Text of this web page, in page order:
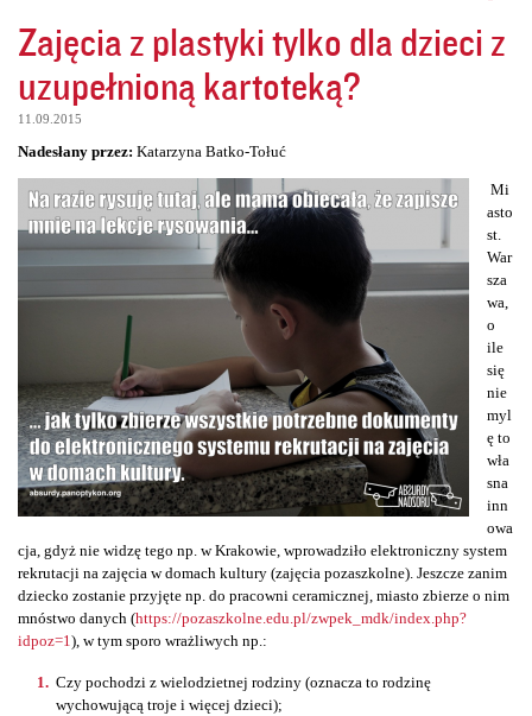
Zajęcia z plastyki tylko dla dzieci z
uzupełnioną kartoteką?
11.09.2015
Nadesłany przez: Katarzyna Batko-Tołuć
Mi
asto
st.
War
sza
wa,
o
ile
się
nie
myl
ę to
wła
sna
inn
owa
cja, gdyż nie widzę tego np. w Krakowie, wprowadziło elektroniczny system
rekrutacji na zajęcia w domach kultury (zajęcia pozaszkolne). Jeszcze zanim
dziecko zostanie przyjęte np. do pracowni ceramicznej, miasto zbierze o nim
mnóstwo danych (https://pozaszkolne.edu.pl/zwpek_mdk/index.php?
idpoz=1), w tym sporo wrażliwych np.:
Czy pochodzi z wielodzietnej rodziny (oznacza to rodzinę
wychowującą troje i więcej dzieci);